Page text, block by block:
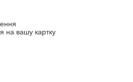
на вашу картку